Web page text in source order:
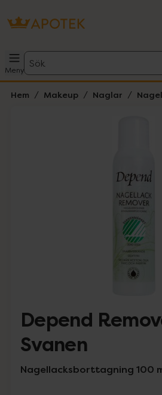
Meny
Sök
Hem Makeup Naglar
Depend
Svanen
Nagellacksborttagning 100